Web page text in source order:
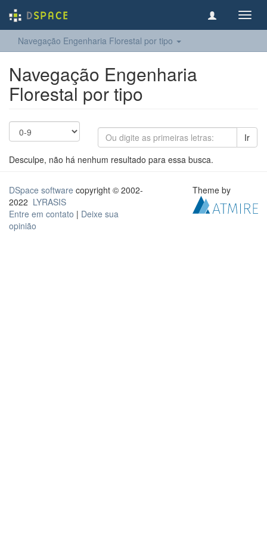
Navegação Engenharia Florestal por tipo
Navegação Engenharia
Florestal por tipo
Ir
Desculpe, não há nenhum resultado para essa busca.
DSpace software copyright © 2002-
2022 LYRASIS
Entre em contato | Deixe sua
opinião
Theme by